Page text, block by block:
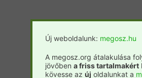
Új weboldalunk: megosz.hu
A megosz.org átalakulása
jövőben a friss tartalmakért
kövesse az új oldalunkat a